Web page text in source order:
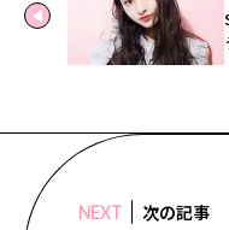
NEXT 次の記事